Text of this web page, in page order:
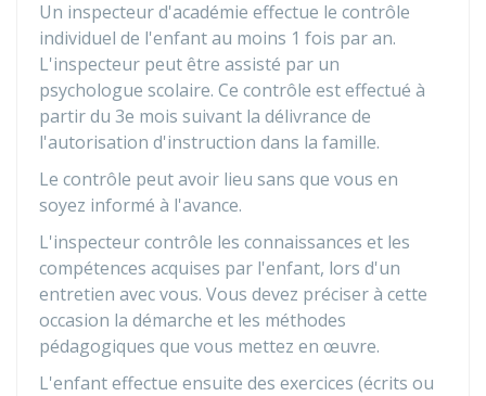
Un inspecteur d'académie effectue le contrôle
individuel de l'enfant au moins 1 fois par an.
L'inspecteur peut être assisté par un
psychologue scolaire. Ce contrôle est effectué à
partir du 3e mois suivant la délivrance de
l'autorisation d'instruction dans la famille.
Le contrôle peut avoir lieu sans que vous en
soyez informé à l'avance.
L'inspecteur contrôle les connaissances et les
compétences acquises par l'enfant, lors d'un
entretien avec vous. Vous devez préciser à cette
occasion la démarche et les méthodes
pédagogiques que vous mettez en œuvre.
L'enfant effectue ensuite des exercices (écrits ou